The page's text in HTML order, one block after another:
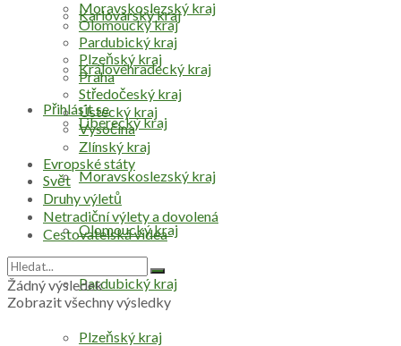
Přihlásit se
Karlovarský kraj
Královéhradecký kraj
Liberecký kraj
Moravskoslezský kraj
Olomoucký kraj
Pardubický kraj
Plzeňský kraj
Moravskoslezský kraj
Olomoucký kraj
Pardubický kraj
Plzeňský kraj
Praha
Středočeský kraj
Ústecký kraj
Vysočina
Zlínský kraj
Evropské státy
Svět
Druhy výletů
Netradiční výlety a dovolená
Cestovatelská videa
Žádný výsledek
Zobrazit všechny výsledky